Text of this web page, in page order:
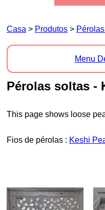
Casa > Produtos >
Menu
Pérolas soltas -
This page shows loose
fios de pérolas : Keshi